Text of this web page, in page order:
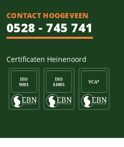
CONTACT HOOGEVEEN
0528 - 745 741
Certificaten Heinenoord